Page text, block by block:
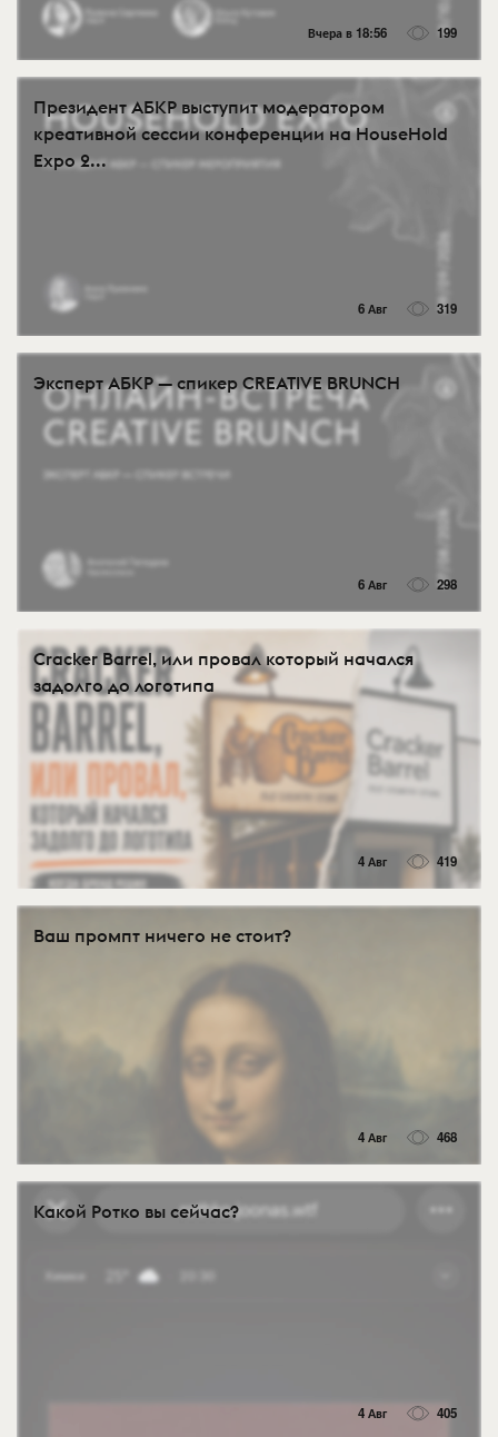
Вчера в 18:56 199
Президент АБКР выступит модератором
креативной сессии конференции на HouseHold
Expo 2...
6 Авг 319
Эксперт АБКР — спикер CREATIVE BRUNCH
6 Авг 298
Cracker Barrel, или провал который начался
задолго до логотипа
4 Авг 419
Ваш промпт ничего не стоит?
4 Авг 468
Какой Ротко вы сейчас?
4 Авг 405